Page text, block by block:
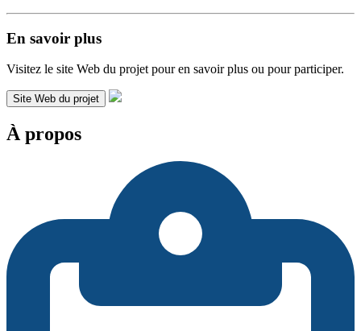
En savoir plus
Visitez le site Web du projet pour en savoir plus ou pour participer.
Site Web du projet
À propos